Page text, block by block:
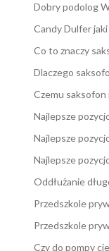
Dobry podolog
Candy Dulfer
Co to znaczy
Dlaczego
Czemu saksofon
Najlepsze
Najlepsze
Najlepsze
Oddłużanie
Przedszkole
Przedszkole
Czy do pompy